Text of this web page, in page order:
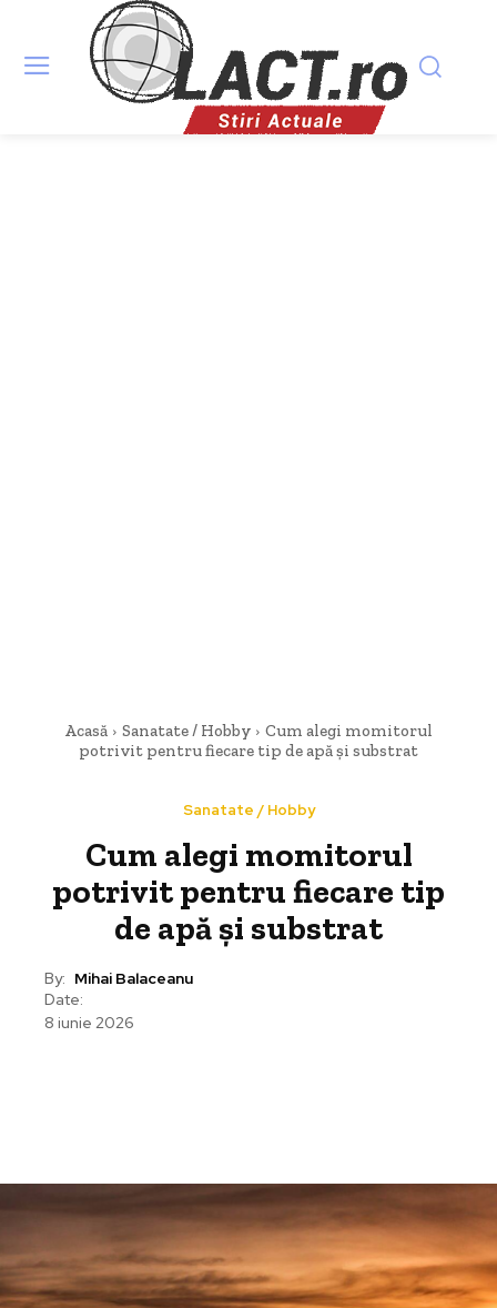
Acasă Sanatate / Hobby
Cum alegi momitorul
potrivit pentru fiecare tip de apă și substrat
Sanatate / Hobby
Cum alegi momitorul
potrivit pentru fiecare tip
de apă și substrat
By: Mihai Balaceanu
Date:
8 iunie 2026